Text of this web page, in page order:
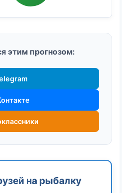
этим прогнозом:
на рыбалку